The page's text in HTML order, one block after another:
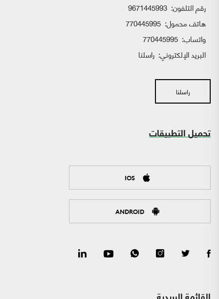
رقم التلفون: 9671445993
هاتف محمول: 770445995
واتساب:
البريد الإلكتروني: راسلنا
راسلنا
تحميل التطبيقات
IOS
ANDROID